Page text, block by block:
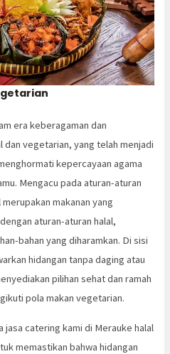
era keberagaman dan
dan vegetarian, yang telah menjadi
kepercayaan agama
Mengacu pada aturan-aturan
merupakan makanan yang
aturan-aturan halal,
bahan yang diharamkan. Di sisi
hidangan tanpa daging atau
pilihan sehat dan ramah
pola makan vegetarian.
catering kami di Merauke halal
memastikan bahwa hidangan